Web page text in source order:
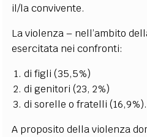
il/la convivente.
La violenza – nell’ambito
esercitata nei confronti:
di figli (35,5%)
di genitori (23, 2%)
di sorelle o fratelli (16,9%).
A proposito della violenza